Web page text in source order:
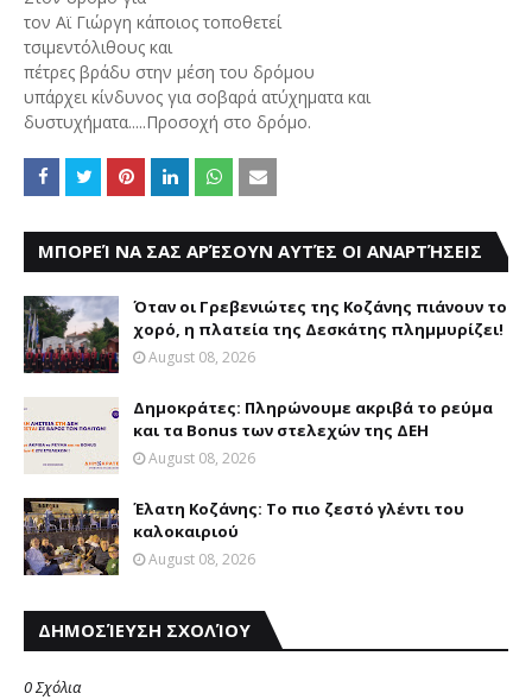
τον Αϊ Γιώργη κάποιος τοποθετεί
τσιμεντόλιθους και
πέτρες βράδυ στην μέση του δρόμου
υπάρχει κίνδυνος για σοβαρά ατύχηματα και
δυστυχήματα.....Προσοχή στο δρόμο.
ΜΠΟΡΕΊ ΝΑ ΣΑΣ ΑΡΈΣΟΥΝ ΑΥΤΈΣ ΟΙ ΑΝΑΡΤΉΣΕΙΣ
Όταν οι Γρεβενιώτες της Κοζάνης πιάνουν το
χορό, η πλατεία της Δεσκάτης πλημμυρίζει!
August 08, 2026
Δημοκράτες: Πληρώνουμε ακριβά το ρεύμα
και τα Bonus των στελεχών της ΔΕΗ
August 08, 2026
Έλατη Κοζάνης: Το πιο ζεστό γλέντι του
καλοκαιριού
August 08, 2026
ΔΗΜΟΣΊΕΥΣΗ ΣΧΟΛΊΟΥ
0 Σχόλια